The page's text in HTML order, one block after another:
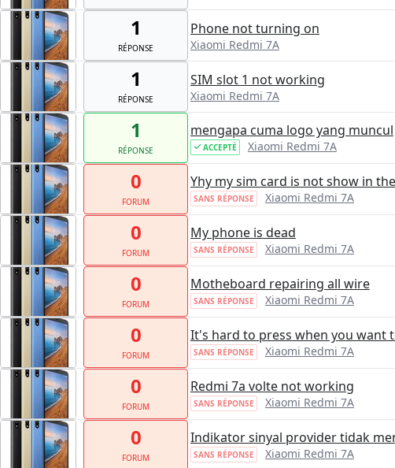
1
RÉPONSE
Phone not turning on
Xiaomi Redmi 7A
1
RÉPONSE
SIM slot 1 not working
Xiaomi Redmi 7A
1
RÉPONSE
mengapa cuma logo yang muncul
ACCEPTÉ Xiaomi Redmi 7A
0
FORUM
Yhy my sim card is not show in
SANS RÉPONSE Xiaomi Redmi 7A
0
FORUM
My phone is dead
SANS RÉPONSE Xiaomi Redmi 7A
0
FORUM
Motheboard repairing all wire
SANS RÉPONSE Xiaomi Redmi 7A
0
FORUM
It's hard to press when you
SANS RÉPONSE Xiaomi Redmi 7A
0
FORUM
Redmi 7a volte not working
SANS RÉPONSE Xiaomi Redmi 7A
0
FORUM
Indikator sinyal provider tidak
SANS RÉPONSE Xiaomi Redmi 7A